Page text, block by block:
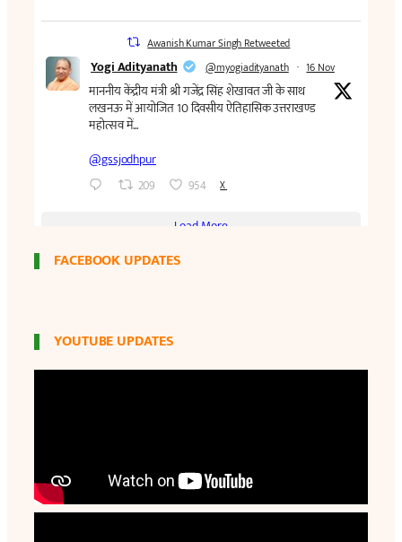
FACEBOOK UPDATES
YOUTUBE UPDATES